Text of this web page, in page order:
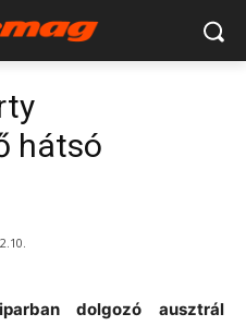
hátsó
dolgozó ausztrál